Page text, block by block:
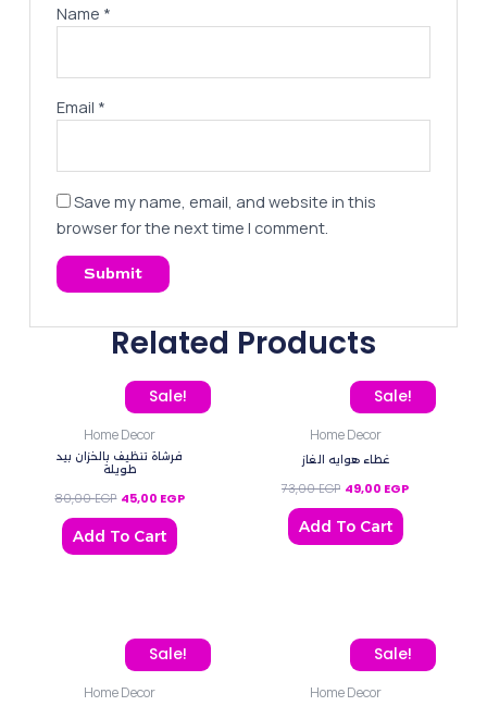
Name *
Email *
Save my name, email, and website in this
browser for the next time I comment.
Related Products
Sale!
Home Decor
فرشاة تنظيف بالخزان بيد
طويلة
80,00EGP
Original price was: 80,00 EGP.
45,00 EGP
Current price is: 45,00 EGP.
Add To Cart
Sale!
Home Decor
غطاء هوايه الغاز
73,00EGP
Original price was: 73,00
49,00 EGP
Current price
Add To Cart
Sale!
Home Decor
Original price was: 180,00 EGP.
Current price is: 125,00 EGP. Sale!
Home Decor
Original price was:
Current price